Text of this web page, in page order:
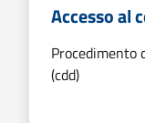
Accesso al
Procedimento
(cdd)